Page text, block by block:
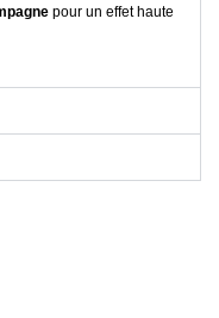
pour un effet haute